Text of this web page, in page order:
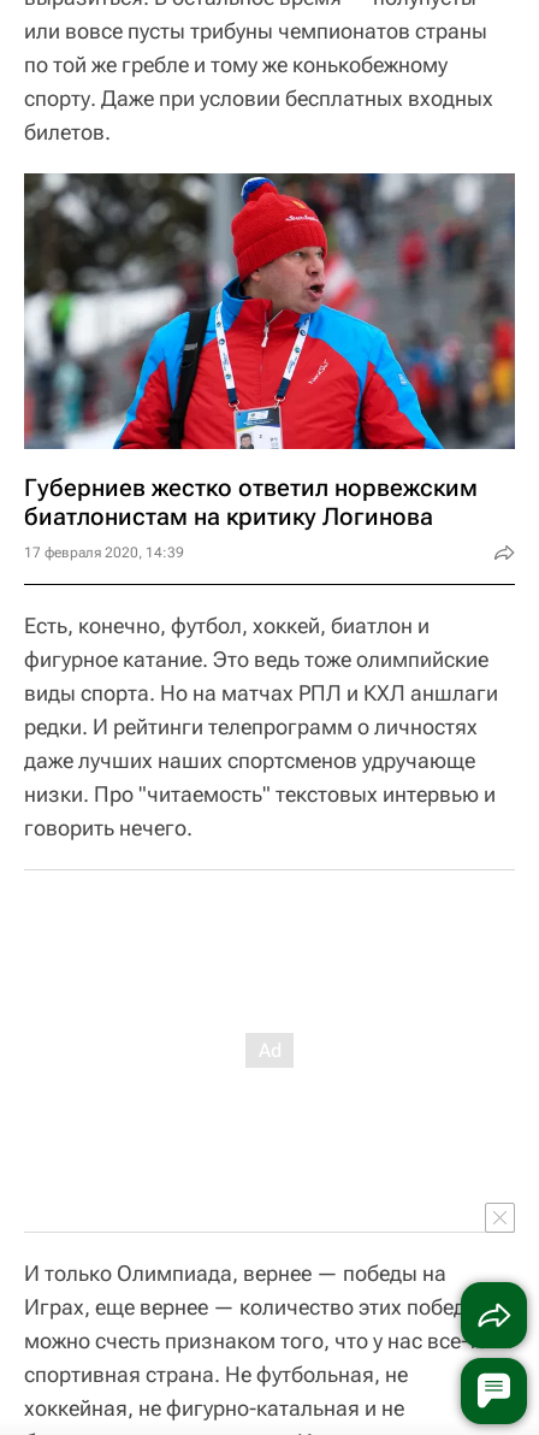
или вовсе пусты трибуны чемпионатов страны
по той же гребле и тому же конькобежному
спорту. Даже при условии бесплатных входных
билетов.
Губерниев жестко ответил норвежским
биатлонистам на критику Логинова
17 февраля 2020, 14:39
Есть, конечно, футбол, хоккей, биатлон и
фигурное катание. Это ведь тоже олимпийские
виды спорта. Но на матчах РПЛ и КХЛ аншлаги
редки. И рейтинги телепрограмм о личностях
даже лучших наших спортсменов удручающе
низки. Про "читаемость" текстовых интервью и
говорить нечего.
И только Олимпиада, вернее — победы на
Играх, еще вернее — количество этих побед,
можно счесть признаком того, что у нас все-таки
спортивная страна. Не футбольная, не
хоккейная, не фигурно-катальная и не